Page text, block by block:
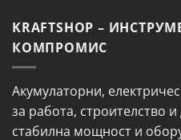
KRAFTSHOP –
КОМПРОМИС
Акумулаторни,
за работа, строителство
стабилна мощност и